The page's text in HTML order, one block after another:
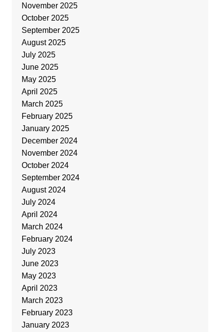
November 2025
October 2025
September 2025
August 2025
July 2025
June 2025
May 2025
April 2025
March 2025
February 2025
January 2025
December 2024
November 2024
October 2024
September 2024
August 2024
July 2024
April 2024
March 2024
February 2024
July 2023
June 2023
May 2023
April 2023
March 2023
February 2023
January 2023